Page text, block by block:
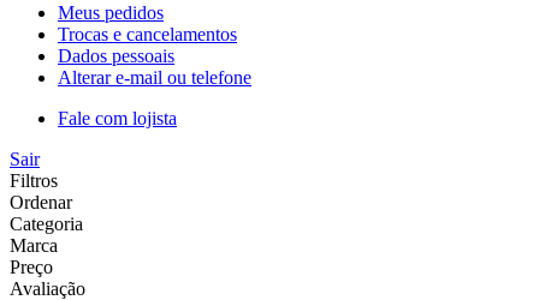
Meus pedidos
Trocas e cancelamentos
Dados pessoais
Alterar e-mail ou telefone
Fale com lojista
Sair
Filtros
Ordenar
Categoria
Marca
Preço
Avaliação